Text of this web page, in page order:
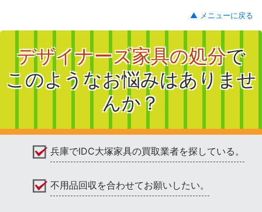
▲ メニューに戻る
デザイナーズ家具の処分で
このようなお悩みはありませ
んか？
兵庫でIDC大塚家具の買取業者を探している。
不用品回収を合わせてお願いしたい。